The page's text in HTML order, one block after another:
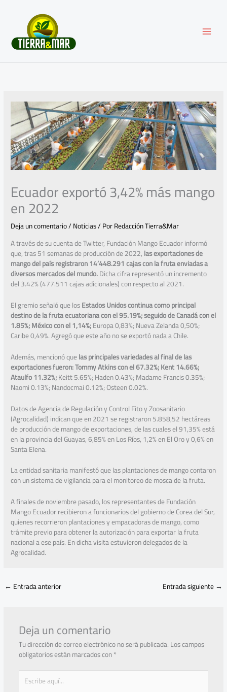
contenido
Ecuador exportó 3,42% más mango
en 2022
Deja un comentario/Noticias/ PorRedacción Tierra&Mar
A través de su cuenta de Twitter, Fundación Mango Ecuador informó
que, tras 51 semanas de producción de 2022,las exportaciones de
mango del país registraron 14’448.291 cajas con la fruta enviadas a
diversos mercados del mundo.Dicha cifra representó un incremento
del 3.42% (477.511 cajas adicionales) con respecto al 2021.
El gremio señaló que losEstados Unidos continua como principal
destino de la fruta ecuatoriana con el 95.19%; seguido de Canadá con el
1.85%; México con el 1,14%;Europa 0,83%; Nueva Zelanda 0,50%;
Caribe 0,49%. Agregó que este año no se exportó nada a Chile.
Además, mencionó quelas principales variedades al final de las
exportaciones fueron: Tommy Atkins con el 67.32%; Kent 14.66%;
Ataulfo 11.32%;Keitt 5.65%; Haden 0.43%; Madame Francis 0.35%;
Naomi 0.13%; Nandocmai 0.12%; Osteen 0.02%.
Datos de Agencia de Regulación y Control Fito y Zoosanitario
(Agrocalidad) indican que en 2021 se registraron 5.858,52 hectáreas
de producción de mango de exportaciones, de las cuales el 91,35% está
en la provincia del Guayas, 6,85% en Los Ríos, 1,2% en El Oro y 0,6% en
Santa Elena.
La entidad sanitaria manifestó que las plantaciones de mango contaron
con un sistema de vigilancia para el monitoreo de mosca de la fruta.
A finales de noviembre pasado, los representantes de Fundación
Mango Ecuador recibieron a funcionarios del gobierno de Corea del Sur,
quienes recorrieron plantaciones y empacadoras de mango, como
trámite previo para obtener la autorización para exportar la fruta
nacional a ese país. En dicha visita estuvieron delegados de la
Agrocalidad.
← Entrada anterior Entrada siguiente→
Deja un comentario
Tu dirección de correo electrónico no será publicada.Los campos
obligatorios están marcados con*
Escribe
aquí...